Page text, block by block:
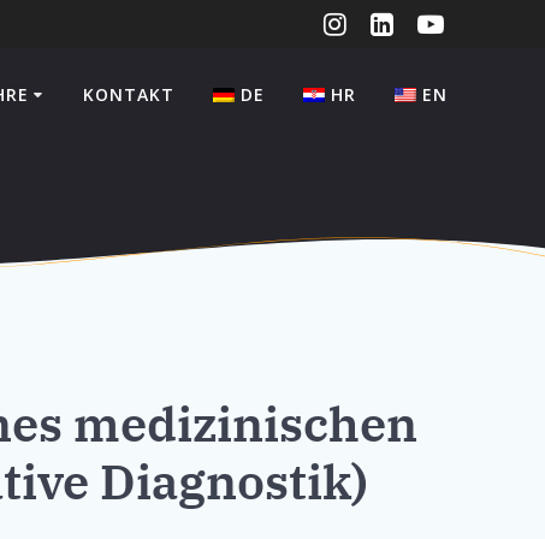
KONTAKT DE HR EN
medizinischen
Diagnostik)